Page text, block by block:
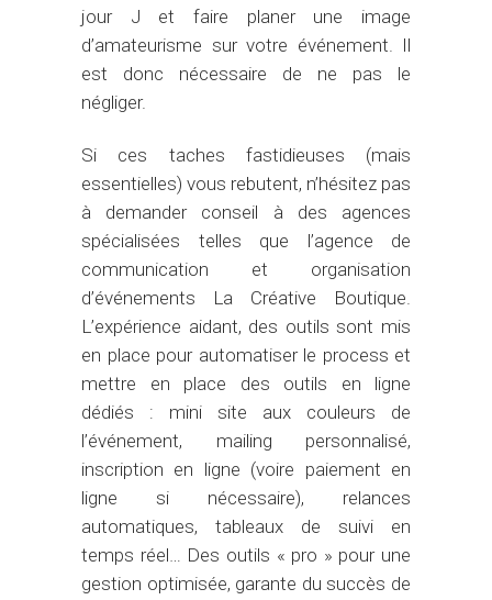
jour J et faire planer une image
d’amateurisme sur votre événement. Il
est donc nécessaire de ne pas le
négliger.
Si ces taches fastidieuses (mais
essentielles) vous rebutent, n’hésitez pas
à demander conseil à des agences
spécialisées telles que l’agence de
communication et organisation
d’événements La Créative Boutique.
L’expérience aidant, des outils sont mis
en place pour automatiser le process et
mettre en place des outils en ligne
dédiés : mini site aux couleurs de
l’événement, mailing personnalisé,
inscription en ligne (voire paiement en
ligne si nécessaire), relances
automatiques, tableaux de suivi en
temps réel… Des outils « pro » pour une
gestion optimisée, garante du succès de